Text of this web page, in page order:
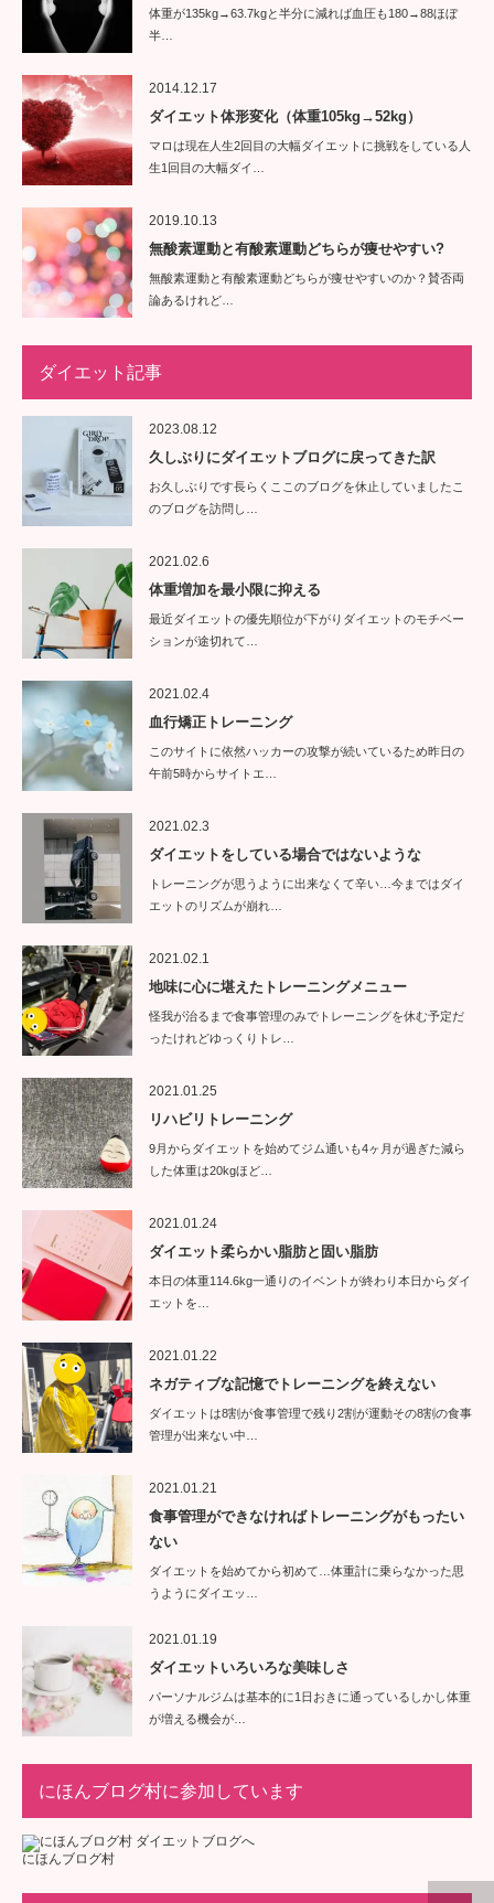
体重が135kg→63.7kgと半分に減れば血圧も180→88ほぼ
半…
2014.12.17
ダイエット体形変化（体重105kg→52kg）
マロは現在人生2回目の大幅ダイエットに挑戦をしている人
生1回目の大幅ダイ…
2019.10.13
無酸素運動と有酸素運動どちらが痩せやすい?
無酸素運動と有酸素運動どちらが痩せやすいのか？賛否両
論あるけれど…
ダイエット記事
2023.08.12
久しぶりにダイエットブログに戻ってきた訳
お久しぶりです長らくここのブログを休止していましたこ
のブログを訪問し…
2021.02.6
体重増加を最小限に抑える
最近ダイエットの優先順位が下がりダイエットのモチベー
ションが途切れて…
2021.02.4
血行矯正トレーニング
このサイトに依然ハッカーの攻撃が続いているため昨日の
午前5時からサイトエ…
2021.02.3
ダイエットをしている場合ではないような
トレーニングが思うように出来なくて辛い…今まではダイ
エットのリズムが崩れ…
2021.02.1
地味に心に堪えたトレーニングメニュー
怪我が治るまで食事管理のみでトレーニングを休む予定だ
ったけれどゆっくりトレ…
2021.01.25
リハビリトレーニング
9月からダイエットを始めてジム通いも4ヶ月が過ぎた減ら
した体重は20kgほど…
2021.01.24
ダイエット柔らかい脂肪と固い脂肪
本日の体重114.6kg一通りのイベントが終わり本日からダイ
エットを…
2021.01.22
ネガティブな記憶でトレーニングを終えない
ダイエットは8割が食事管理で残り2割が運動その8割の食事
管理が出来ない中…
2021.01.21
食事管理ができなければトレーニングがもったい
ない
ダイエットを始めてから初めて…体重計に乗らなかった思
うようにダイエッ…
2021.01.19
ダイエットいろいろな美味しさ
パーソナルジムは基本的に1日おきに通っているしかし体重
が増える機会が…
にほんブログ村に参加しています
にほんブログ村